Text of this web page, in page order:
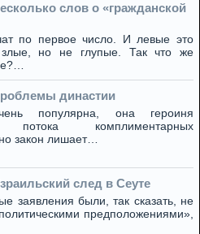
слов о «гражданской
по первое число. И левые это
но не глупые. Так что же
династии
популярна, она героиня
потока комплиментарных
закон лишает…
след в Сеуте
заявления были, так сказать, не
предположениями»,